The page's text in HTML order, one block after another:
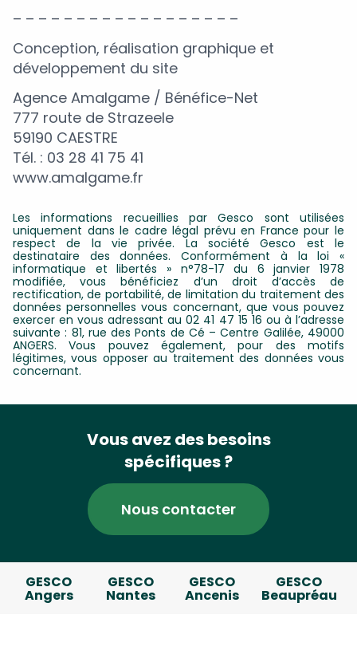
– – – – – – – – – – – – – – – – – –
Conception, réalisation graphique et
développement du site
Agence Amalgame / Bénéfice-Net
777 route de Strazeele
59190 CAESTRE
Tél. : 03 28 41 75 41
www.amalgame.fr
Les informations recueillies par Gesco sont utilisées
uniquement dans le cadre légal prévu en France pour le
respect de la vie privée. La société Gesco est le
destinataire des données. Conformément à la loi «
informatique et libertés » n°78-17 du 6 janvier 1978
modifiée, vous bénéficiez d’un droit d’accès de
rectification, de portabilité, de limitation du traitement des
données personnelles vous concernant, que vous pouvez
exercer en vous adressant au 02 41 47 15 16 ou à l’adresse
suivante : 81, rue des Ponts de Cé – Centre Galilée, 49000
ANGERS. Vous pouvez également, pour des motifs
légitimes, vous opposer au traitement des données vous
concernant.
Vous avez des besoins
spécifiques ?
Nous contacter
GESCO
Angers
GESCO
Nantes
GESCO
Ancenis
GESCO
Beaupréau